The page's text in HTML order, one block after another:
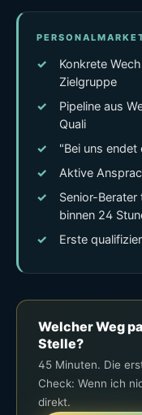
Konkrete
Zielgruppe
Pipeline aus
Quali
"Bei uns
Aktive
Senior-
binnen 24
Erste
Welcher Weg
Stelle?
45 Minuten. Die
Check: Wenn ich
direkt.